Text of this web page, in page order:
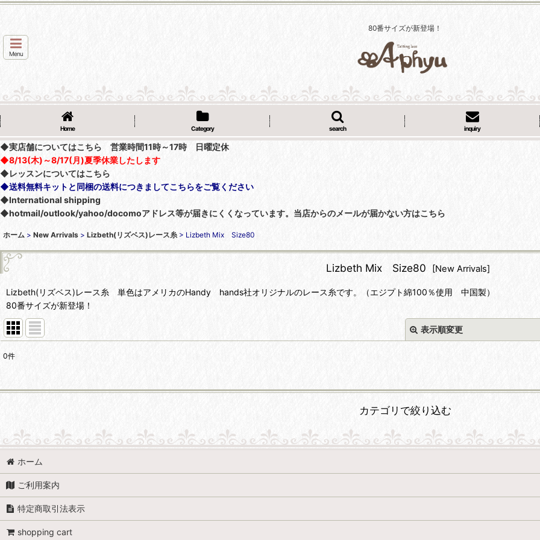
80番サイズが新登場！
Menu
Home Category search inquiry
◆実店舗についてはこちら 営業時間11時～17時 日曜定休
◆8/13(木)～8/17(月)夏季休業したします
◆レッスンについてはこちら
◆送料無料キットと同梱の送料につきましてこちらをご覧ください
◆International shipping
◆hotmail/outlook/yahoo/docomoアドレス等が届きにくくなっています。当店からのメールが届かない方はこちら
ホーム > New Arrivals > Lizbeth(リズベス)レース糸 > Lizbeth Mix Size80
Lizbeth Mix Size80 New Arrivals]
Lizbeth(リズベス)レース糸 単色はアメリカのHandy hands社オリジナルのレース糸です。（エジプト綿100％使用 中国製）
80番サイズが新登場！
表示順変更
絞り込む
0件
カテゴリで絞り込む
Lizbeth(リズベス)レース糸 (ALL)
Lizbeth Mix Size20
Lizbeth Mix Size40
Lizbeth Mix Size80
ホーム
ご利用案内
特定商取引法表示
shopping cart